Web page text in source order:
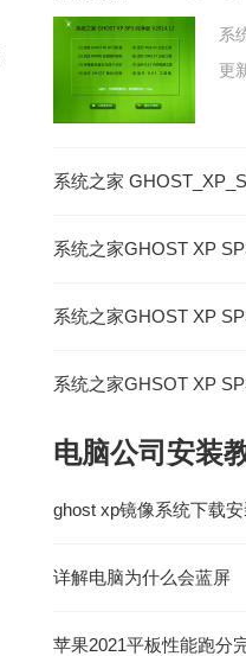
系
更
系统之家
系统之家GHOST XP
系统之家GHOST XP
系统之家GHSOT XP
电脑公司安装
ghost xp镜像系统下载
详解电脑为什么会蓝屏
苹果2021平板性能跑分